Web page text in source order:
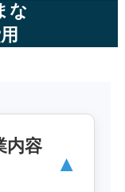
な
内容
▼